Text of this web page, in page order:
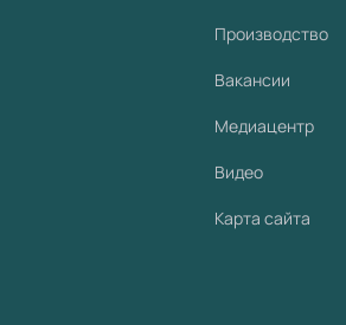
Производство
Вакансии
Медиацентр
Видео
Карта сайта